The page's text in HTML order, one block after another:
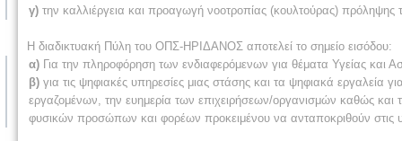
γ) την καλλιέργεια και προαγωγή νοοτροπίας (κουλτούρας)
Η διαδικτυακή Πύλη του ΟΠΣ-ΗΡΙΔΑΝΟΣ αποτελεί το σημείο εισόδου:
α) Για την πληροφόρηση των ενδιαφερόμενων για θέματα Υγείας και
β) για τις ψηφιακές υπηρεσίες μιας στάσης και τα ψηφιακά
εργαζομένων, την ευημερία των επιχειρήσεων/οργανισμών καθώς
φυσικών προσώπων και φορέων προκειμένου να ανταποκριθούν στις